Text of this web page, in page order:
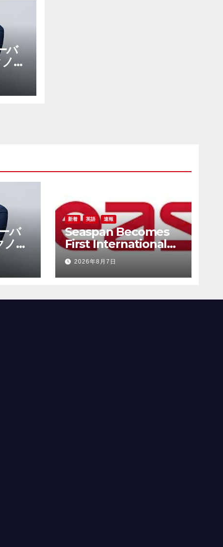
バ
ロ
加
バ
ロ
加
新着 英語 速報
Seaspan Becomes
First International
Ship Owner and
Operator to Access
China’s Panda Bond
2026年8月7日